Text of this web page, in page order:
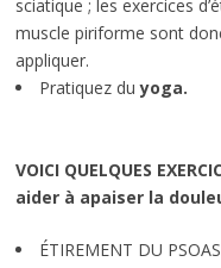
sciatique ; les exercices
muscle piriforme sont
appliquer.
Pratiquez duyoga.
VOICI QUELQUES
aider à apaiser la
ÉTIREMENT DU PSOAS